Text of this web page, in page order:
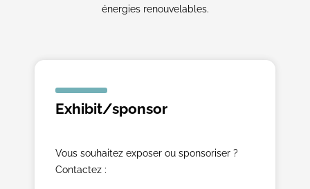
énergies renouvelables.
Exhibit/sponsor
Vous souhaitez exposer ou sponsoriser ?
Contactez :